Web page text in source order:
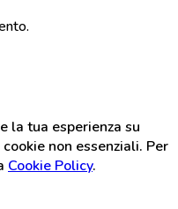
la tua esperienza su
non essenziali. Per
Cookie Policy.